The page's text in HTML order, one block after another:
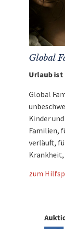
Global
Urlaub ist
Global
Kinder
Familien,
verläuft,
Krankheit,
zum